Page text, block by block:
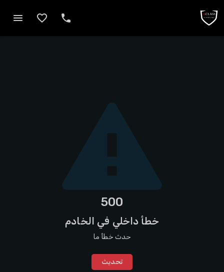
500
خطأ داخلي في الخادم
حدث خطأ ما
تحديث